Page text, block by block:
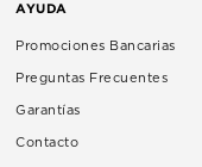
AYUDA
Promociones Bancarias
Preguntas Frecuentes
Garantías
Contacto